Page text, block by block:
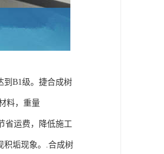
到B1级。捷合成树
料，重量
省运费，降低施工
积垢现象。.合成树